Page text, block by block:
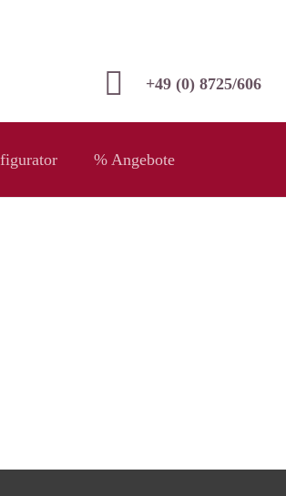
+49 (0) 8725/606
% Angebote